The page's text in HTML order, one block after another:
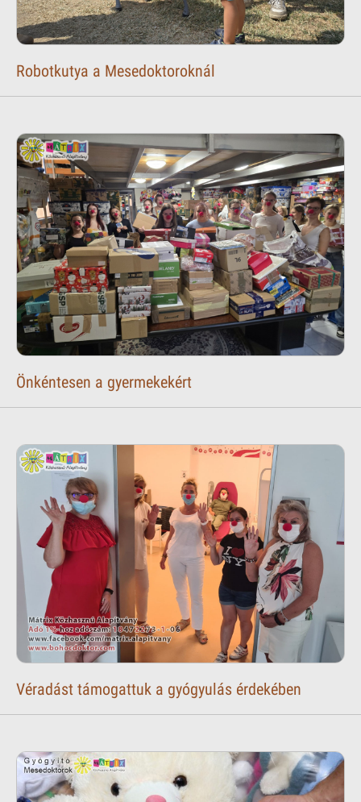
Robotkutya a Mesedoktoroknál
Önkéntesen a gyermekekért
Véradást támogattuk a gyógyulás érdekében